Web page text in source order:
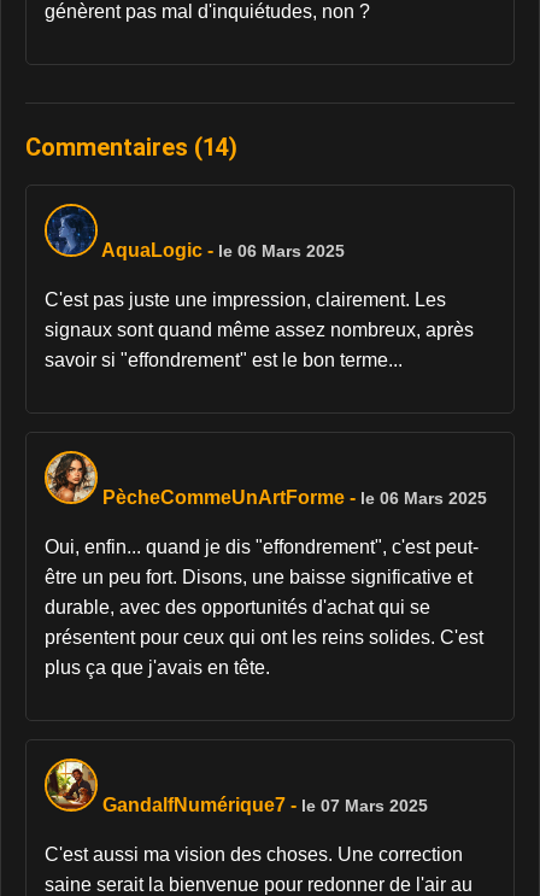
génèrent pas mal d'inquiétudes, non ?
Commentaires (14)
AquaLogic - le 06 Mars 2025
C'est pas juste une impression, clairement. Les
signaux sont quand même assez nombreux, après
savoir si "effondrement" est le bon terme...
PècheCommeUnArtForme - le 06 Mars 2025
Oui, enfin... quand je dis "effondrement", c'est peut-
être un peu fort. Disons, une baisse significative et
durable, avec des opportunités d'achat qui se
présentent pour ceux qui ont les reins solides. C'est
plus ça que j'avais en tête.
GandalfNumérique7 - le 07 Mars 2025
C'est aussi ma vision des choses. Une correction
saine serait la bienvenue pour redonner de l'air au